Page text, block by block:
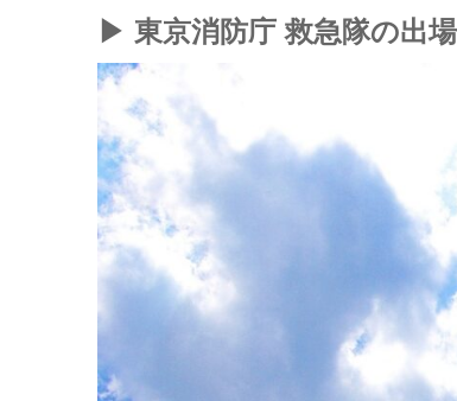
▶︎ 東京消防庁 救急隊の出